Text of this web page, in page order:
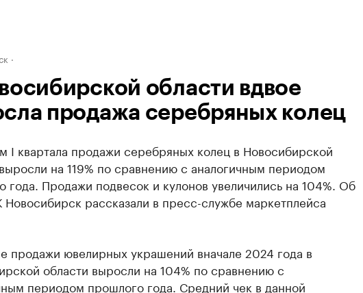
области вдвое
продажа серебряных колец
I квартала продажи серебряных колец в Новосибирской
на 119% по сравнению с аналогичным периодом
года. Продажи подвесок и кулонов увеличились на 104%. Об
рассказали в пресс-службе маркетплейса
продажи ювелирных украшений вначале 2024 года в
области выросли на 104% по сравнению с
периодом прошлого года. Средний чек в данной